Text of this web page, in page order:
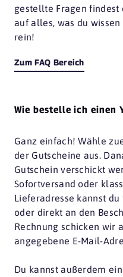
gestellte Fragen
auf alles, was du
rein!
Zum FAQ Bereich
Wie bestelle ich einen
Ganz einfach! Wähle
der Gutscheine aus.
Gutschein verschickt
Sofortversand oder
Lieferadresse kannst
oder direkt an den
Rechnung schicken wir
angegebene E-Mail-
Du kannst außerdem